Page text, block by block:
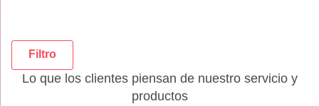
Filtro
Lo que los clientes piensan de nuestro servicio y
productos